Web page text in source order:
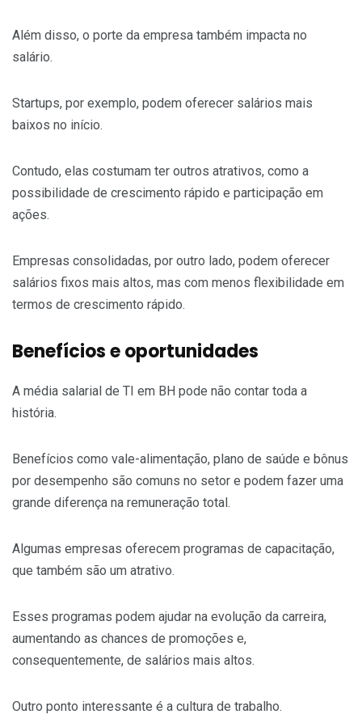
Além disso, o porte da empresa também impacta no
salário.
Startups, por exemplo, podem oferecer salários mais
baixos no início.
Contudo, elas costumam ter outros atrativos, como a
possibilidade de crescimento rápido e participação em
ações.
Empresas consolidadas, por outro lado, podem oferecer
salários fixos mais altos, mas com menos flexibilidade em
termos de crescimento rápido.
Benefícios e oportunidades
A média salarial de TI em BH pode não contar toda a
história.
Benefícios como vale-alimentação, plano de saúde e bônus
por desempenho são comuns no setor e podem fazer uma
grande diferença na remuneração total.
Algumas empresas oferecem programas de capacitação,
que também são um atrativo.
Esses programas podem ajudar na evolução da carreira,
aumentando as chances de promoções e,
consequentemente, de salários mais altos.
Outro ponto interessante é a cultura de trabalho.